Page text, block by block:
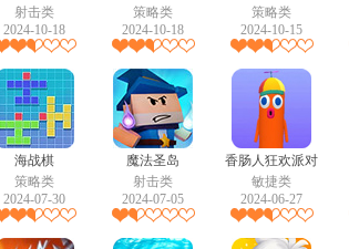
射击类
2024-10-18
策略类
2024-10-18
策略类
2024-10-15
海战棋
策略类
2024-07-30
魔法圣岛
射击类
2024-07-05
香肠人狂欢派对
敏捷类
2024-06-27